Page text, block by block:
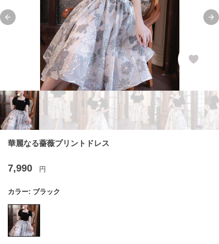
Previous slide
華麗なる薔薇プリントドレス
7,990 円
カラー: ブラック